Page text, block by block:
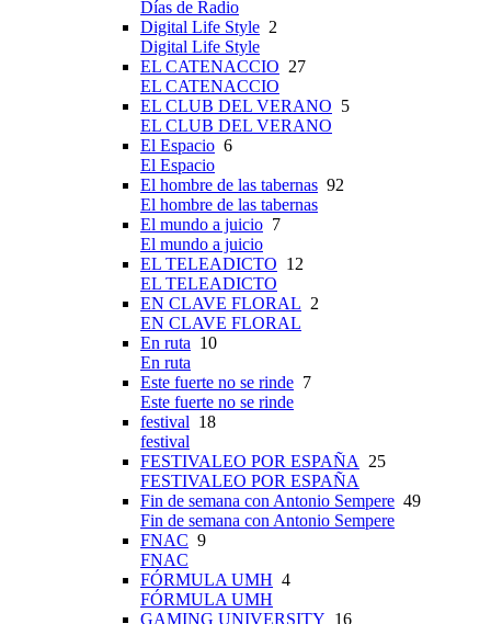
Días de Radio
Digital Life Style 2
Digital Life Style
EL CATENACCIO 27
EL CATENACCIO
EL CLUB DEL VERANO 5
EL CLUB DEL VERANO
El Espacio 6
El Espacio
El hombre de las tabernas 92
El hombre de las tabernas
El mundo a juicio 7
El mundo a juicio
EL TELEADICTO 12
EL TELEADICTO
EN CLAVE FLORAL 2
EN CLAVE FLORAL
En ruta 10
En ruta
Este fuerte no se rinde 7
Este fuerte no se rinde
festival 18
festival
FESTIVALEO POR ESPAÑA
25
FESTIVALEO POR ESPAÑA
Fin de semana con Antonio Sempere 49
Fin de semana con Antonio Sempere
FNAC 9
FNAC
FÓRMULA UMH 4
FÓRMULA UMH
GAMING UNIVERSITY 16